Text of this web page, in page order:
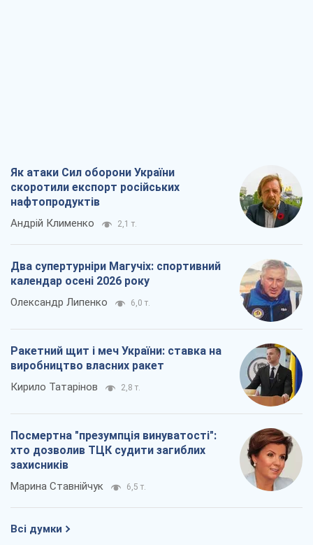
Як атаки Сил оборони України
скоротили експорт російських
нафтопродуктів
Андрій Клименко 2,1 т.
Два супертурніри Магучіх: спортивний
календар осені 2026 року
Олександр Липенко 6,0 т.
Ракетний щит і меч України: ставка на
виробництво власних ракет
Кирило Татарінов 2,8 т.
Посмертна "презумпція винуватості":
хто дозволив ТЦК судити загиблих
захисників
Марина Ставнійчук 6,5 т.
Всі думки